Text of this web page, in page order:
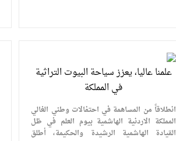
علمنا عاليا، يعزز سياحة البيوت التراثية
في المملكة
انطلاقاً من المساهمة في احتفالات وطني الغالي
المملكة الاردنية الهاشمية بيوم العلم في ظل
القيادة الهاشمية الرشيدة والحكيمة، أطلق